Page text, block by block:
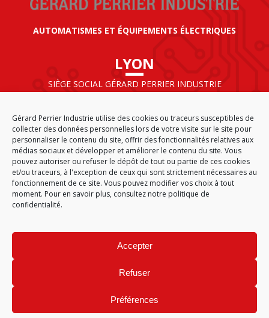
Gérard Perrier Industrie utilise des cookies ou traceurs susceptibles de
collecter des données personnelles lors de votre visite sur le site pour
personnaliser le contenu du site, offrir des fonctionnalités relatives aux
médias sociaux et développer et améliorer le contenu du site. Vous
pouvez autoriser ou refuser le dépôt de tout ou partie de ces cookies
et/ou traceurs, à l'exception de ceux qui sont strictement nécessaires au
fonctionnement de ce site. Vous pouvez modifier vos choix à tout
moment. Pour en savoir plus, consultez notre politique de
confidentialité.
Accepter
Refuser
Préférences
AUTOMATISMES ET ÉQUIPEMENTS ÉLECTRIQUES
LYON
SIÈGE SOCIAL GÉRARD PERRIER INDUSTRIE
69125 LYON AÉROPORT SAINT EXUPÉRY
FRANCE
ACCUEIL CGA PLAN DU SITE
MENTIONS LÉGALES
DONNÉES PERSONNELLES
GÉRARD PERRIER INDUSTRIE – TOUS DROITS RÉSERVÉS
Site réalisé par